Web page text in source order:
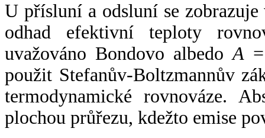
U přísluní a odsluní se
odhad efektivní teploty
uvažováno Bondovo albedoA
použit Stefanův-Boltzmannův
termodynamické rovnováze.
plochou průřezu, kdežto emise